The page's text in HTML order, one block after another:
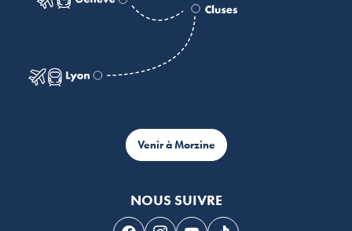
Venir à Morzine
NOUS SUIVRE